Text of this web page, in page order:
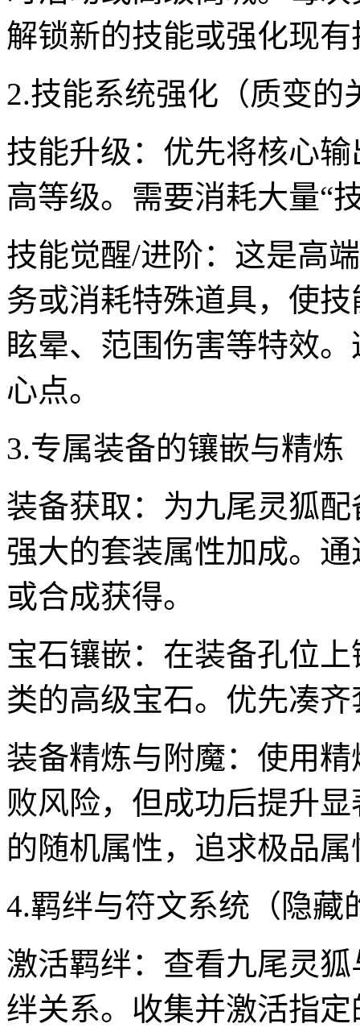
解锁新的技能或强化现有
2.技能系统强化（质变的
技能升级：优先将核心
高等级。需要消耗大量“
技能觉醒/进阶：这是高
务或消耗特殊道具，使
眩晕、范围伤害等特效
心点。
3.专属装备的镶嵌与精炼
装备获取：为九尾灵狐
强大的套装属性加成。
或合成获得。
宝石镶嵌：在装备孔位
类的高级宝石。优先凑
装备精炼与附魔：使用
败风险，但成功后提升
的随机属性，追求极品
4.羁绊与符文系统（隐藏
激活羁绊：查看九尾灵
绊关系。收集并激活指